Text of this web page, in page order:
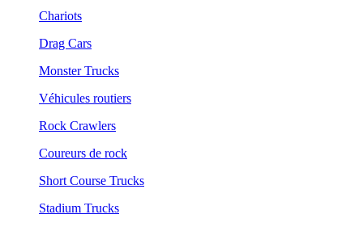
Chariots
Drag Cars
Monster Trucks
Véhicules routiers
Rock Crawlers
Coureurs de rock
Short Course Trucks
Stadium Trucks